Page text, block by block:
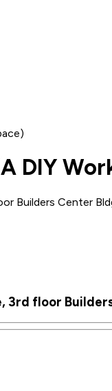
DIY
Builders Center
3rd floor